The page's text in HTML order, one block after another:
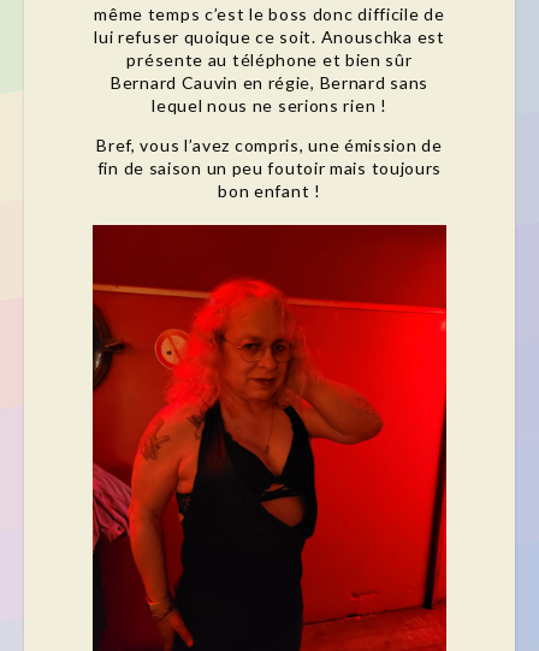
même temps c’est le boss donc difficile de
lui refuser quoique ce soit. Anouschka est
présente au téléphone et bien sûr
Bernard Cauvin en régie, Bernard sans
lequel nous ne serions rien !
Bref, vous l’avez compris, une émission de
fin de saison un peu foutoir mais toujours
bon enfant !